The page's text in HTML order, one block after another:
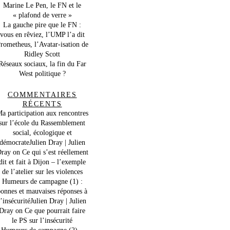
Marine Le Pen, le FN et le
« plafond de verre »
La gauche pire que le FN :
vous en rêviez, l’UMP l’a dit
l’Avatar-isation de
Ridley Scott
sociaux, la fin du Far
West politique ?
COMMENTAIRES
RÉCENTS
participation aux rencontres
l’école du Rassemblement
social, écologique et
démocrateJulien Dray | Julien
on Ce qui s’est réellement
et fait à Dijon – l’exemple
de l’atelier sur les violences
Humeurs de campagne (1) :
et mauvaises réponses à
Dray | Julien
on Ce que pourrait faire
le PS sur l’insécurité